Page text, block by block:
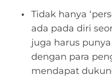
Tidak hanya
ada pada diri
juga harus
dengan para
mendapat